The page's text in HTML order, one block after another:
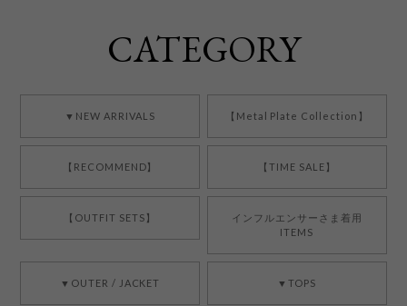
CATEGORY
▼NEW ARRIVALS 【Metal Plate Collection】
【RECOMMEND】 【TIME SALE】
【OUTFIT SETS】
インフルエンサーさま着用
ITEMS
▼OUTER / JACKET ▼TOPS